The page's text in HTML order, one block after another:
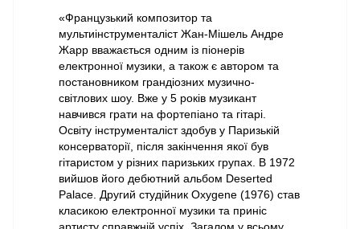
«Французький композитор та
мультиінструменталіст Жан-Мішель Андре
Жарр вважається одним із піонерів
електронної музики, а також є автором та
постановником грандіозних музично-
світлових шоу. Вже у 5 років музикант
навчився грати на фортепіано та гітарі.
Освіту інструменталіст здобув у Паризькій
консерваторії, після закінчення якої був
гітаристом у різних паризьких групах. В 1972
вийшов його дебютний альбом Deserted
Palace. Другий студійник Oxygene (1976) став
класикою електронної музики та приніс